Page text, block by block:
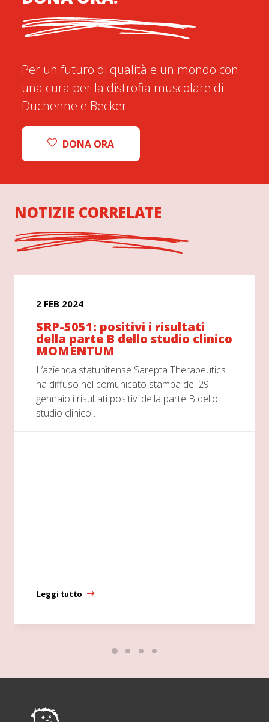
Per un futuro di qualità e un mondo con
una cura per la distrofia muscolare di
Duchenne e Becker.
DONA ORA
NOTIZIE CORRELATE
2 FEB 2024
SRP-5051: positivi i risultati
della parte B dello studio clinico
MOMENTUM
L’azienda statunitense Sarepta Therapeutics
ha diffuso nel comunicato stampa del 29
gennaio i risultati positivi della parte B dello
studio clinico…
Leggi tutto